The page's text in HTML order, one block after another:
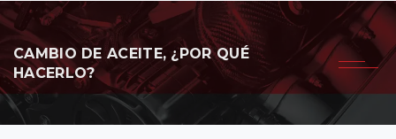
CAMBIO DE ACEITE, ¿POR QUÉ
HACERLO?